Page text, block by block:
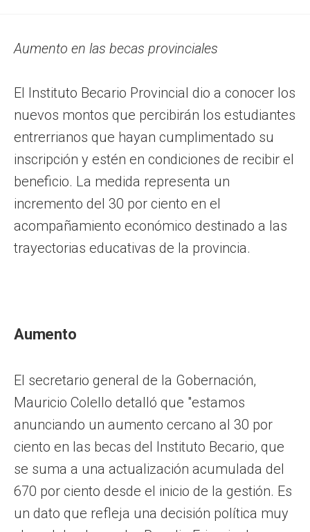
Aumento en las becas provinciales
El Instituto Becario Provincial dio a conocer los
nuevos montos que percibirán los estudiantes
entrerrianos que hayan cumplimentado su
inscripción y estén en condiciones de recibir el
beneficio. La medida representa un
incremento del 30 por ciento en el
acompañamiento económico destinado a las
trayectorias educativas de la provincia.
Aumento
El secretario general de la Gobernación,
Mauricio Colello detalló que "estamos
anunciando un aumento cercano al 30 por
ciento en las becas del Instituto Becario, que
se suma a una actualización acumulada del
670 por ciento desde el inicio de la gestión. Es
un dato que refleja una decisión política muy